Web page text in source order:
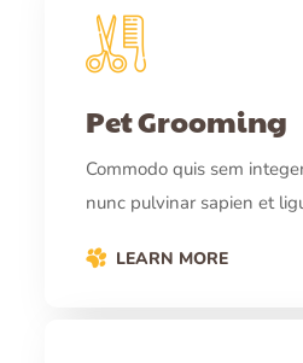
Pet Grooming
Commodo quis sem
nunc pulvinar sapien et
LEARN MORE